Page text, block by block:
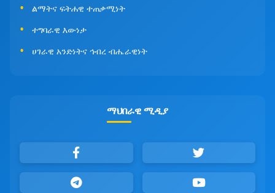
ልማትና ፍትሐዊ ተጠቃሚነት
ተግባራዊ እውነታ
ሀገራዊ አንድነትና ኅብረ ብሔራዊነት
ማህበራዊ ሚዲያ